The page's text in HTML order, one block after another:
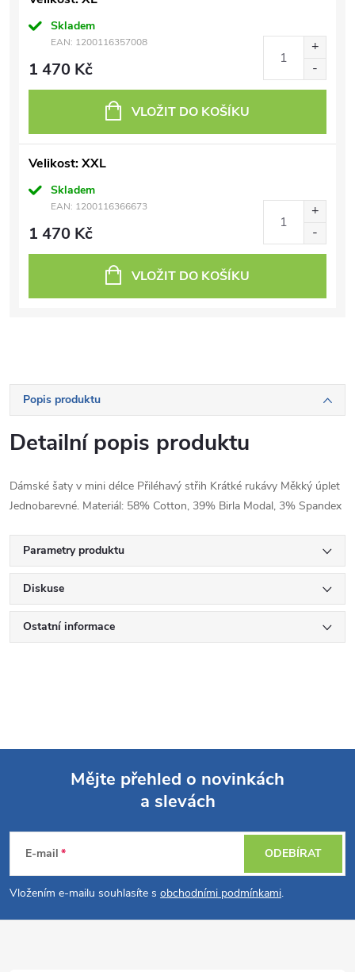
Skladem
EAN: 1200116357008
1 470 Kč
VLOŽIT DO KOŠÍKU
Velikost: XXL
Skladem
EAN: 1200116366673
1 470 Kč
VLOŽIT DO KOŠÍKU
Popis produktu
Detailní popis produktu
Dámské šaty v mini délce Přiléhavý střih Krátké rukávy Měkký úplet
Jednobarevné. Materiál: 58% Cotton, 39% Birla Modal, 3% Spandex
Parametry produktu
Diskuse
Ostatní informace
p
a
Mějte přehled o novinkách
a slevách
E-mail
Vložením e-mailu souhlasíte s obchodními podmínkami.
ODEBÍRAT